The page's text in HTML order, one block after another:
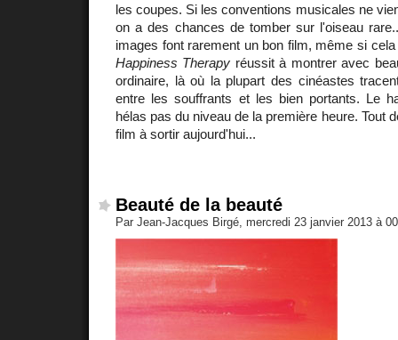
les coupes. Si les conventions musicales ne
on a des chances de tomber sur l'oiseau
images font rarement un bon film, même si
Happiness Therapy réussit à montrer avec
ordinaire, là où la plupart des cinéastes
entre les souffrants et les bien portants. Le
hélas pas du niveau de la première heure. Tout
film à sortir aujourd'hui...
Beauté de la beauté
Par Jean-Jacques Birgé, mercredi 23 janvier 2013 à